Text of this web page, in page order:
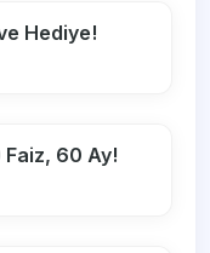
Hediye!
Faiz, 60 Ay!